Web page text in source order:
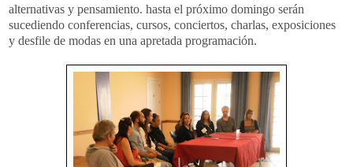
alternativas y pensamiento. hasta el próximo domingo serán
sucediendo conferencias, cursos, conciertos, charlas, exposiciones
y desfile de modas en una apretada programación.